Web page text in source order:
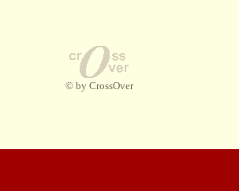
© by CrossOver